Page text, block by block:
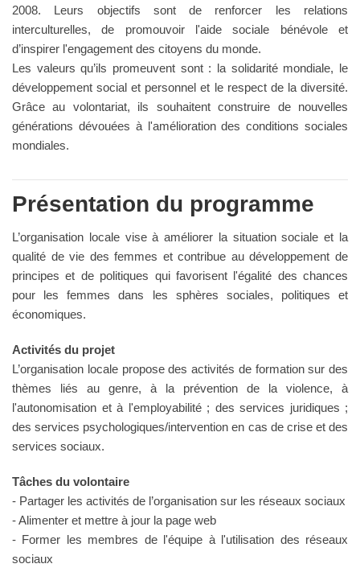
2008. Leurs objectifs sont de renforcer les relations
interculturelles, de promouvoir l'aide sociale bénévole et
d’inspirer l'engagement des citoyens du monde.
Les valeurs qu’ils promeuvent sont : la solidarité mondiale, le
développement social et personnel et le respect de la diversité.
Grâce au volontariat, ils souhaitent construire de nouvelles
générations dévouées à l'amélioration des conditions sociales
mondiales.
Présentation du programme
L’organisation locale vise à améliorer la situation sociale et la
qualité de vie des femmes et contribue au développement de
principes et de politiques qui favorisent l'égalité des chances
pour les femmes dans les sphères sociales, politiques et
économiques.
Activités du projet
L’organisation locale propose des activités de formation sur des
thèmes liés au genre, à la prévention de la violence, à
l'autonomisation et à l'employabilité ; des services juridiques ;
des services psychologiques/intervention en cas de crise et des
services sociaux.
Tâches du volontaire
- Partager les activités de l’organisation sur les réseaux sociaux
- Alimenter et mettre à jour la page web
- Former les membres de l'équipe à l'utilisation des réseaux
sociaux